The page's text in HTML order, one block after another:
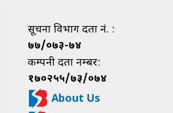
सूचना विभाग दर्ता नं. :
७७/०७३-७४
कम्पनी दर्ता नम्बर:
१७०२५५/७३/०७४
About Us